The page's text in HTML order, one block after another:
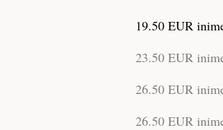
19.50 EUR
23.50 EUR
26.50 EUR
26.50 EUR